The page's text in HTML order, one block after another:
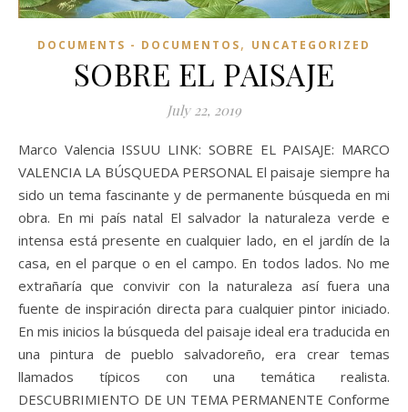
DOCUMENTS - DOCUMENTOS, UNCATEGORIZED
SOBRE EL PAISAJE
July 22, 2019
Marco Valencia ISSUU LINK: SOBRE EL PAISAJE: MARCO
VALENCIA LA BÚSQUEDA PERSONAL El paisaje siempre ha
sido un tema fascinante y de permanente búsqueda en mi
obra. En mi país natal El salvador la naturaleza verde e
intensa está presente en cualquier lado, en el jardín de la
casa, en el parque o en el campo. En todos lados. No me
extrañaría que convivir con la naturaleza así fuera una
fuente de inspiración directa para cualquier pintor iniciado.
En mis inicios la búsqueda del paisaje ideal era traducida en
una pintura de pueblo salvadoreño, era crear temas
llamados típicos con una temática realista.
DESCUBRIMIENTO DE UN TEMA PERMANENTE Conforme